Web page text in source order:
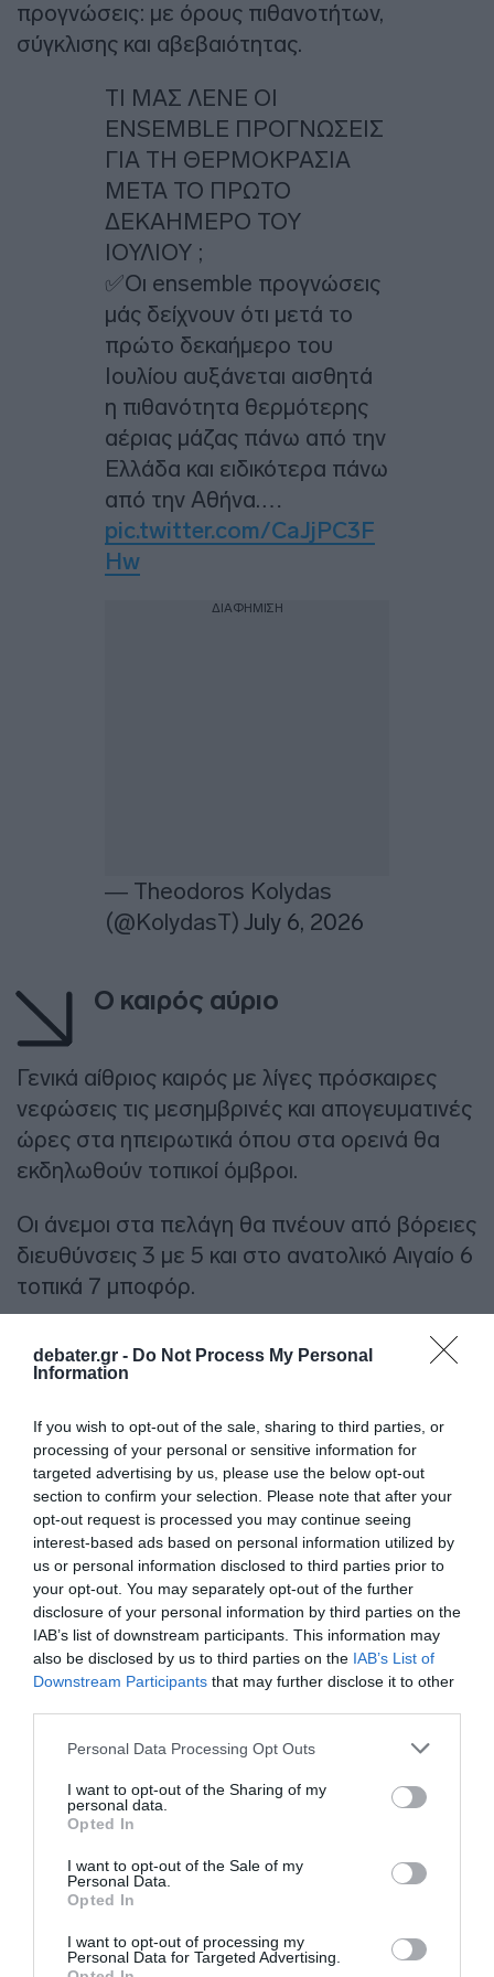
debater.gr - Do Not Process My Personal
Information
If you wish to opt-out of the sale, sharing to third parties, or
processing of your personal or sensitive information for
targeted advertising by us, please use the below opt-out
section to confirm your selection. Please note that after your
opt-out request is processed you may continue seeing
interest-based ads based on personal information utilized by
us or personal information disclosed to third parties prior to
your opt-out. You may separately opt-out of the further
disclosure of your personal information by third parties on the
IAB’s list of downstream participants. This information may
also be disclosed by us to third parties on the IAB’s List of
Downstream Participants that may further disclose it to other
Please note that this website/app uses one or more Google
not limited to your visit or usage behaviour. You may click to
grant or deny consent to Google and its third-party tags to
use your data for below specified purposes in below Google
consent section.
Personal Data Processing Opt Outs
I want to opt-out of the Sharing of my
personal data.
Opted In
I want to opt-out of the Sale of my
Personal Data.
Opted In
I want to opt-out of processing my
Personal Data for Targeted Advertising.
προγνώσεις: με όρους πιθανοτήτων,
σύγκλισης και αβεβαιότητας.
ΤΙ ΜΑΣ ΛΕΝΕ ΟΙ
ENSEMBLE ΠΡΟΓΝΩΣΕΙΣ
ΓΙΑ ΤΗ ΘΕΡΜΟΚΡΑΣΙΑ
ΜΕΤΑ ΤΟ ΠΡΩΤΟ
ΔΕΚΑΗΜΕΡΟ ΤΟΥ
ΙΟΥΛΙΟΥ ;
✅Οι ensemble προγνώσεις
μάς δείχνουν ότι μετά το
πρώτο δεκαήμερο του
Ιουλίου αυξάνεται αισθητά
η πιθανότητα θερμότερης
αέριας μάζας πάνω από την
Ελλάδα και ειδικότερα πάνω
από την Αθήνα.…
pic.twitter.com/CaJjPC3F
Hw
ΔΙΑΦΗΜΙΣΗ
— Theodoros Kolydas
(@KolydasT) July 6, 2026
Ο καιρός αύριο
Γενικά αίθριος καιρός με λίγες πρόσκαιρες
νεφώσεις τις μεσημβρινές και απογευματινές
ώρες στα ηπειρωτικά όπου στα ορεινά θα
εκδηλωθούν τοπικοί όμβροι.
Οι άνεμοι στα πελάγη θα πνέουν από βόρειες
διευθύνσεις 3 με 5 και στο ανατολικό Αιγαίο 6
τοπικά 7 μποφόρ.
Η θερμοκρασία δεν θα σημειώσει αξιόλογη
μεταβολή. Θα φτάσει στα ηπειρωτικά τους
Ο καιρός την Τετάρτη
Γενικά αίθριος καιρός με λίγες πρόσκαιρες
ώρες στα ηπειρωτικά όπου στα ορεινά θα